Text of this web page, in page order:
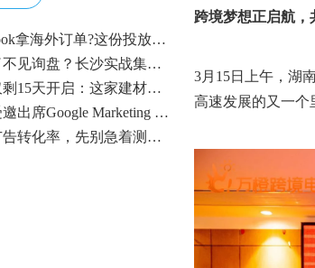
想靠Facebook拿海外订单?这份投放指南收好
广告费烧了不见询盘？长沙实战集训即将开营，教您SEM投放+GEO流量收割，把预算变成真订单
国外展会仅剩15天开启：这家建材B2B企业如何用$4.1撬动近500条本地经销商线索？
万成云商受邀出席Google Marketing Live 2026，以AI之力领航出海增长新浪潮
提高谷歌广告转化率，先别急着测CTA——把这4个基础动作做对，比什么都管用
跨境梦想正启航，
3月15日上午，湖
高速发展的又一个